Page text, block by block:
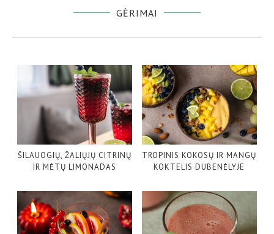
GĖRIMAI
ŠILAUOGIŲ, ŽALIŲJŲ CITRINŲ
IR MĖTŲ LIMONADAS
TROPINIS KOKOSŲ IR MANGŲ
KOKTELIS DUBENĖLYJE